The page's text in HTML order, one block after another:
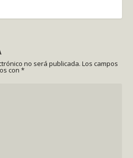
no será publicada. Los campos
con*